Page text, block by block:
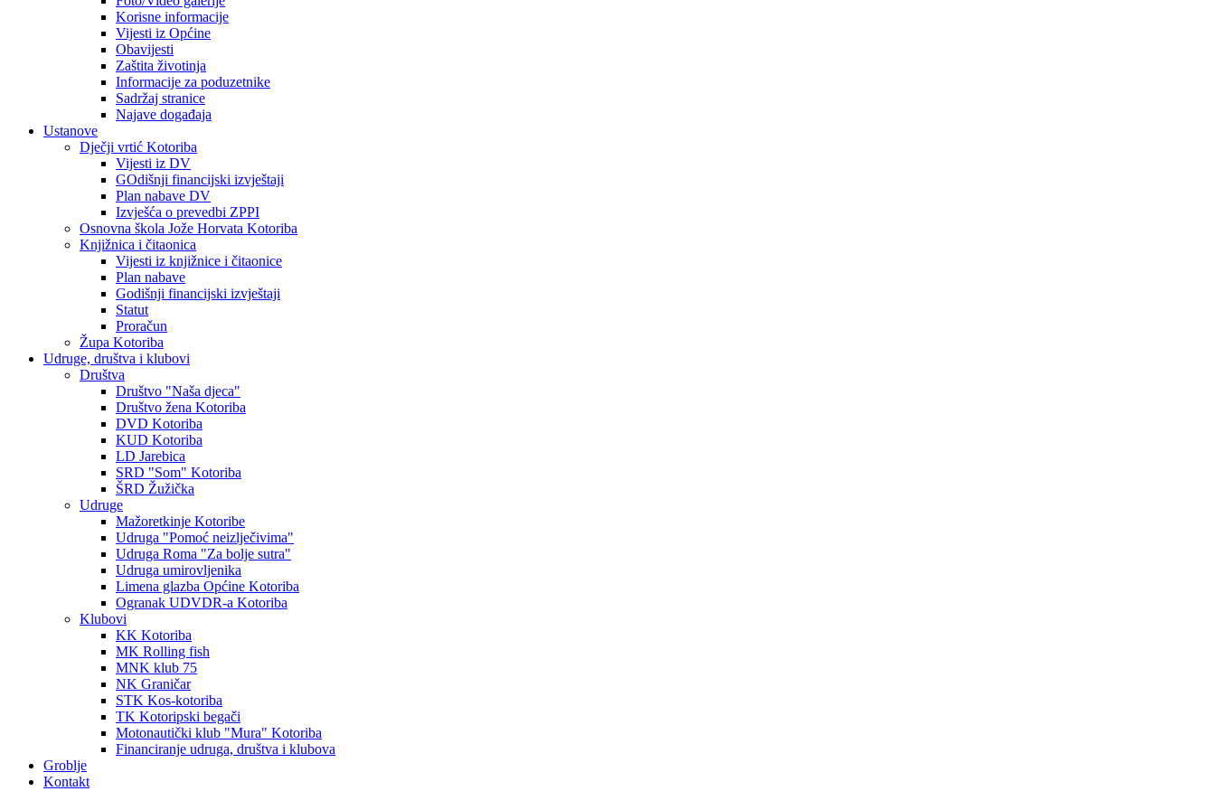
Korisne informacije
Vijesti iz Općine
Obavijesti
Zaštita životinja
Informacije za poduzetnike
Sadržaj stranice
Najave događaja
Ustanove
Dječji vrtić Kotoriba
Vijesti iz DV
GOdišnji financijski izvještaji
Plan nabave DV
Izvješća o prevedbi ZPPI
Osnovna škola Jože Horvata Kotoriba
Knjižnica i čitaonica
Vijesti iz knjižnice i čitaonice
Plan nabave
Godišnji financijski izvještaji
Statut
Proračun
Župa Kotoriba
Udruge, društva i klubovi
Društva
Društvo "Naša djeca"
Društvo žena Kotoriba
DVD Kotoriba
KUD Kotoriba
LD Jarebica
SRD "Som" Kotoriba
ŠRD Žužička
Udruge
Mažoretkinje Kotoribe
Udruga "Pomoć neizlječivima"
Udruga Roma "Za bolje sutra"
Udruga umirovljenika
Limena glazba Općine Kotoriba
Ogranak UDVDR-a Kotoriba
Klubovi
KK Kotoriba
MK Rolling fish
MNK klub 75
NK Graničar
STK Kos-kotoriba
TK Kotoripski begači
Motonautički klub "Mura" Kotoriba
Financiranje udruga, društva i klubova
Groblje
Kontakt